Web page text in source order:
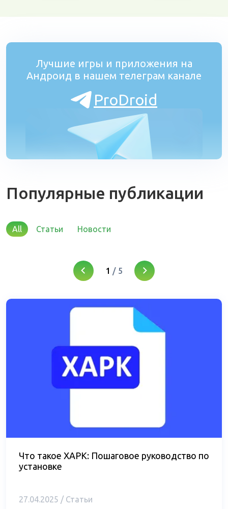
Лучшие игры и приложения на
Андроид в нашем телеграм канале
ProDroid
Популярные публикации
All Статьи Новости
1 / 5
Что такое XAPK: Пошаговое руководство по
установке
27.04.2025 / Статьи